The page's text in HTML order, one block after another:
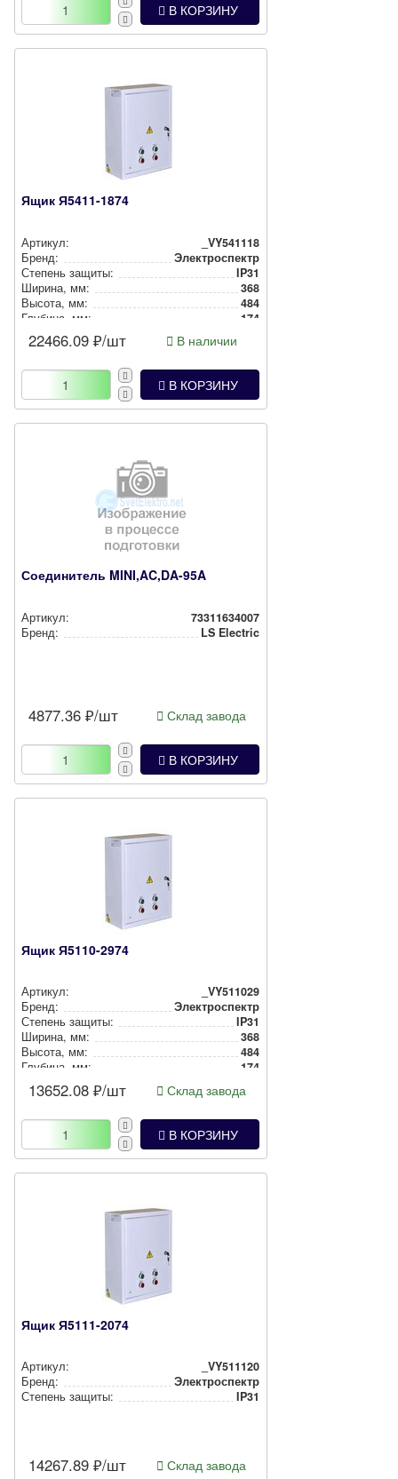
В КОРЗИНУ
Ящик Я5411-1874
Артикул:
_VY541118
Бренд:
Электроспектр
Степень защиты:
IP31
Ширина, мм:
368
Высота, мм:
484
Глубина, мм:
174
22466.09 ₽/шт В наличии
В КОРЗИНУ
Соединитель MINI,AC,DA-95A
Артикул:
73311634007
Бренд:
LS Electric
4877.36 ₽/шт Склад завода
В КОРЗИНУ
Ящик Я5110-2974
Артикул:
_VY511029
Бренд:
Электроспектр
Степень защиты:
IP31
Ширина, мм:
368
Высота, мм:
484
Глубина, мм:
174
13652.08 ₽/шт Склад завода
В КОРЗИНУ
Ящик Я5111-2074
Артикул:
_VY511120
Бренд:
Электроспектр
Степень защиты:
IP31
14267.89 ₽/шт Склад завода